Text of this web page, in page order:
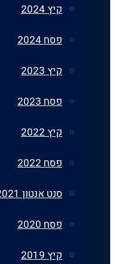
קיץ 2024
פסח 2024
קיץ 2023
פסח 2023
קיץ 2022
פסח 2022
סנט אנטון 2021
פסח 2020
קיץ 2019